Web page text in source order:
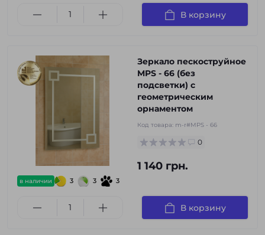
В корзину
в наличии 3 3 3
Зеркало пескоструйное
MPS - 66 (без
подсветки) с
геометрическим
орнаментом
Код товара: m-r#MPS - 66
0
1 140 грн.
В корзину